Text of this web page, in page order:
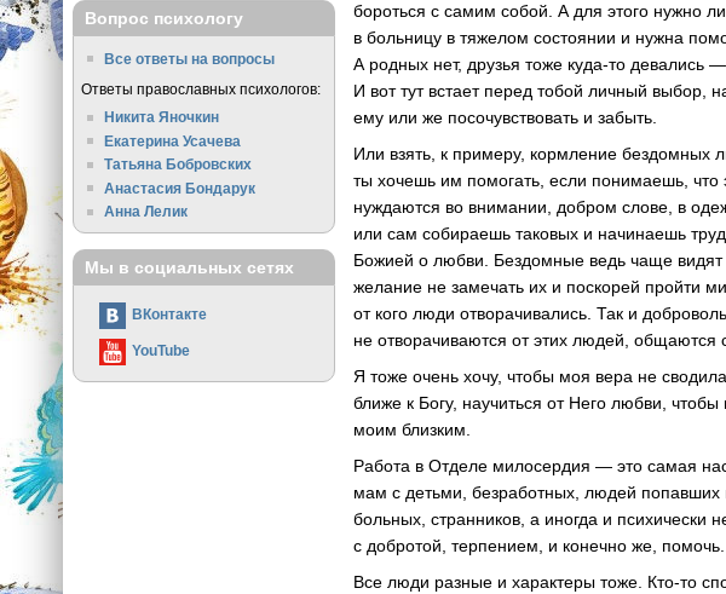
бороться с самим собой. А для этого нужно
в больницу в тяжелом состоянии и нужна
А родных нет, друзья тоже куда-то
И вот тут встает перед тобой личный выбор,
ему или же посочувствовать и забыть.
Или взять, к примеру, кормление бездомных
ты хочешь им помогать, если понимаешь, что
нуждаются во внимании, добром слове, в
или сам собираешь таковых и начинаешь
Божией о любви. Бездомные ведь чаще видят
желание не замечать их и поскорей пройти
от кого люди отворачивались. Так и
не отворачиваются от этих людей, общаются
Я тоже очень хочу, чтобы моя вера не
ближе к Богу, научиться от Него любви,
моим близким.
Работа в Отделе милосердия — это самая
мам с детьми, безработных, людей попавших
больных, странников, а иногда и
с добротой, терпением, и конечно же, помочь.
Все люди разные и характеры тоже. Кто-то
Вопрос психологу
Все ответы на вопросы
Ответы православных психологов:
Никита Яночкин
Екатерина Усачева
Татьяна Бобровских
Анастасия Бондарук
Анна Лелик
Мы в социальных сетях
ВКонтакте
YouTube